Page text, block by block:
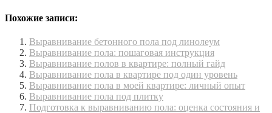
Похожие записи:
Выравнивание бетонного пола под линолеум
Выравнивание пола: пошаговая инструкция
Выравнивание полов в квартире: полный гайд
Выравнивание пола в квартире под один уровень
Выравнивание пола в моей квартире: личный опыт
Выравнивание пола под плитку
Подготовка к выравниванию пола: оценка состояния и